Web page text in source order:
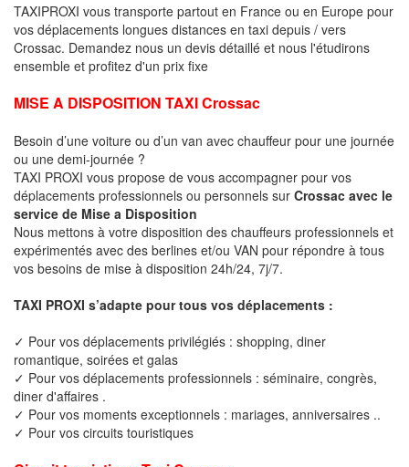
TAXIPROXI vous transporte partout en France ou en Europe pour
vos déplacements longues distances en taxi depuis / vers
Crossac. Demandez nous un devis détaillé et nous l'étudirons
ensemble et profitez d'un prix fixe
MISE A DISPOSITION TAXI Crossac
Besoin d’une voiture ou d’un van avec chauffeur pour une journée
ou une demi-journée ?
TAXI PROXI vous propose de vous accompagner pour vos
déplacements professionnels ou personnels sur Crossac avec le
service de Mise a Disposition
Nous mettons à votre disposition des chauffeurs professionnels et
expérimentés avec des berlines et/ou VAN pour répondre à tous
vos besoins de mise à disposition 24h/24, 7j/7.
TAXI PROXI s’adapte pour tous vos déplacements :
✓ Pour vos déplacements privilégiés : shopping, diner
romantique, soirées et galas
✓ Pour vos déplacements professionnels : séminaire, congrès,
diner d'affaires .
✓ Pour vos moments exceptionnels : mariages, anniversaires ..
✓ Pour vos circuits touristiques